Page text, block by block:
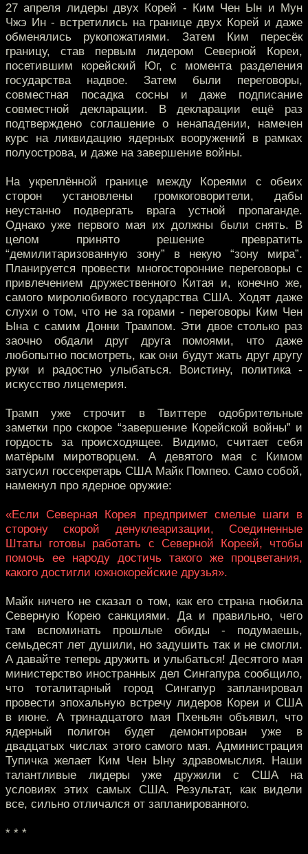
27 апреля лидеры двух Корей - Ким Чен Ын и Мун
Чжэ Ин - встретились на границе двух Корей и даже
обменялись рукопожатиями. Затем Ким пересёк
границу, став первым лидером Северной Кореи,
посетившим корейский Юг, с момента разделения
государства надвое. Затем были переговоры,
совместная посадка сосны и даже подписание
совместной декларации. В декларации ещё раз
подтверждено соглашение о ненападении, намечен
курс на ликвидацию ядерных вооружений в рамках
полуострова, и даже на завершение войны.
На укреплённой границе между Кореями с обеих
сторон установлены громкоговорители, дабы
неустанно подвергать врага устной пропаганде.
Однако уже первого мая их должны были снять. В
целом принято решение превратить
“демилитаризованную зону” в некую “зону мира”.
Планируется провести многосторонние переговоры с
привлечением дружественного Китая и, конечно же,
самого миролюбивого государства США. Ходят даже
слухи о том, что не за горами - переговоры Ким Чен
Ына с самим Донни Трампом. Эти двое столько раз
заочно обдали друг друга помоями, что даже
любопытно посмотреть, как они будут жать друг другу
руки и радостно улыбаться. Воистину, политика -
искусство лицемерия.
Трамп уже строчит в Твиттере одобрительные
заметки про скорое “завершение Корейской войны” и
гордость за происходящее. Видимо, считает себя
матёрым миротворцем. А девятого мая с Кимом
затусил госсекретарь США Майк Помпео. Само собой,
намекнул про ядерное оружие:
«Если Северная Корея предпримет смелые шаги в
сторону скорой денуклеаризации, Соединенные
Штаты готовы работать с Северной Кореей, чтобы
помочь ее народу достичь такого же процветания,
какого достигли южнокорейские друзья».
Майк ничего не сказал о том, как его страна гнобила
Северную Корею санкциями. Да и правильно, чего
там вспоминать прошлые обиды - подумаешь,
семьдесят лет душили, но задушить так и не смогли.
А давайте теперь дружить и улыбаться! Десятого мая
министерство иностранных дел Сингапура сообщило,
что тоталитарный город Сингапур запланировал
провести эпохальную встречу лидеров Кореи и США
в июне. А тринадцатого мая Пхеньян объявил, что
ядерный полигон будет демонтирован уже в
двадцатых числах этого самого мая. Администрация
Тупичка желает Ким Чен Ыну здравомыслия. Наши
талантливые лидеры уже дружили с США на
условиях этих самых США. Результат, как видели
все, сильно отличался от запланированного.
* * *